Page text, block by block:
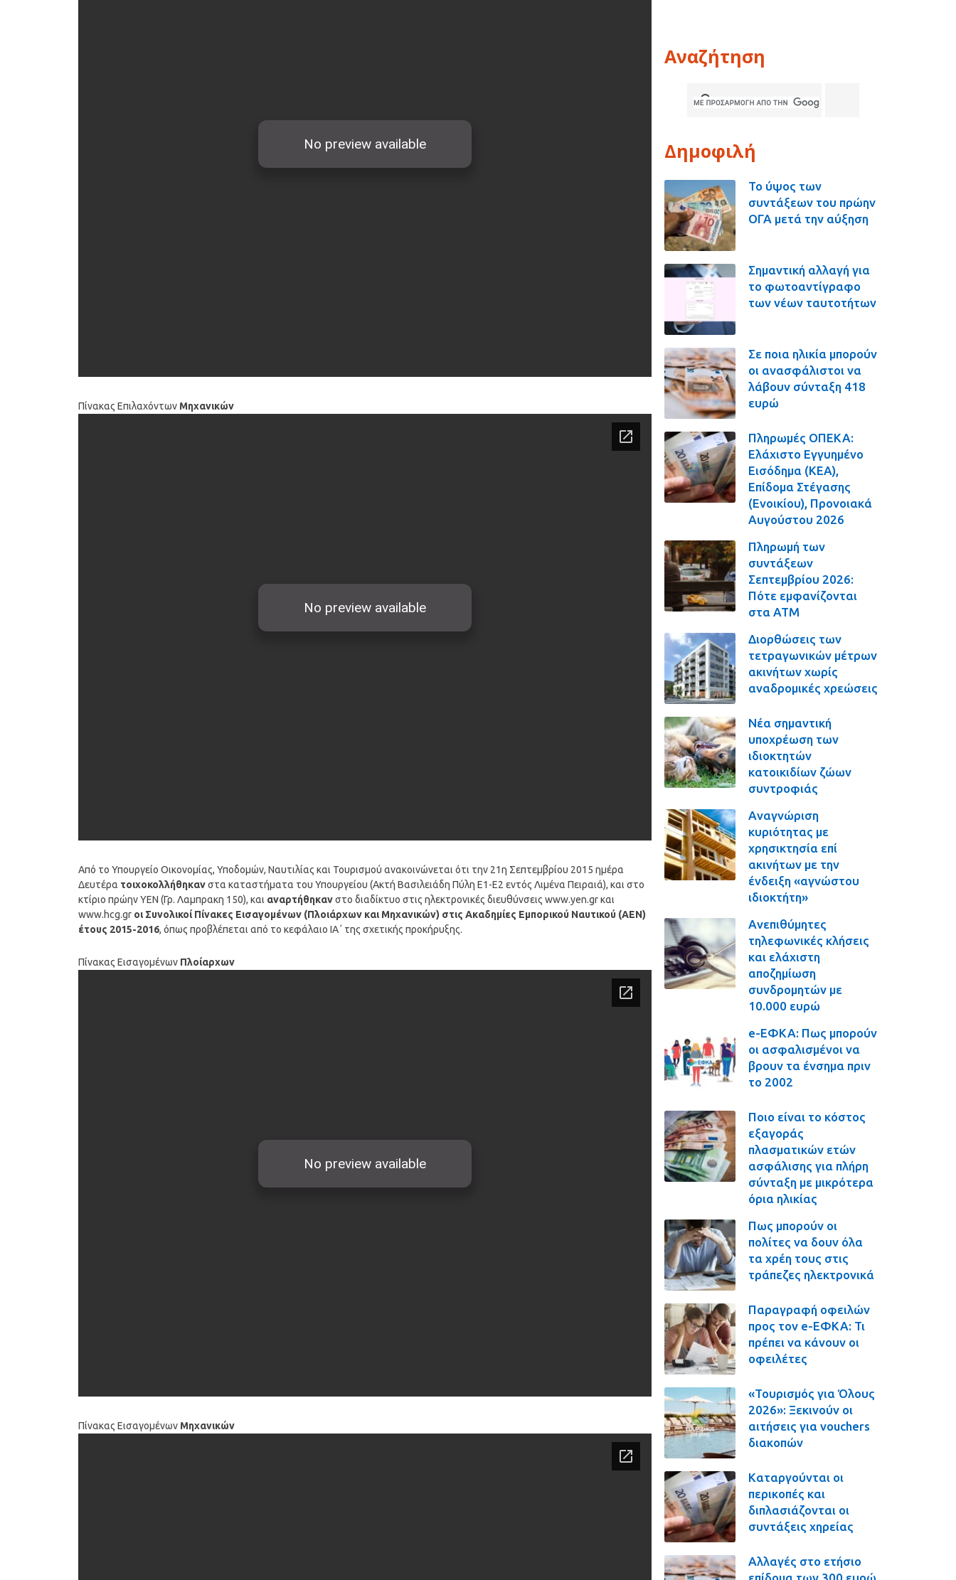
Πίνακας Επιλαχόντων Μηχανικών
Από το Υπουργείο Οικονομίας, Υποδομών, Ναυτιλίας και Τουρισμού ανακοινώνεται ότι την 21η Σεπτεμβρίου 2015 ημέρα
Δευτέρα τοιχοκολλήθηκανστα καταστήματα του Υπουργείου (Ακτή Βασιλειάδη Πύλη Ε1-Ε2 εντός Λιμένα Πειραιά), και στο
κτίριο πρώην ΥΕΝ (Γρ. Λαμπρακη 150), και αναρτήθηκανστο διαδίκτυο στις ηλεκτρονικές διευθύνσεις www.yen.gr και
www.hcg.gr οι Συνολικοί Πίνακες Εισαγομένων (Πλοιάρχων και Μηχανικών) στις Ακαδημίες Εμπορικού Ναυτικού (ΑΕΝ)
έτους 2015-2016, όπως προβλέπεται από το κεφάλαιο ΙΑ΄ της σχετικής προκήρυξης.
Πίνακας Εισαγομένων Πλοίαρχων
Πίνακας Εισαγομένων Μηχανικών
Αναζήτηση
Δημοφιλή
Το ύψος των
συντάξεων του πρώην
ΟΓΑ μετά την αύξηση
Σημαντική αλλαγή για
το φωτοαντίγραφο
των νέων ταυτοτήτων
Σε ποια ηλικία μπορούν
οι ανασφάλιστοι να
λάβουν σύνταξη 418
ευρώ
Πληρωμές ΟΠΕΚΑ:
Ελάχιστο Εγγυημένο
Εισόδημα (ΚΕΑ),
Επίδομα Στέγασης
(Ενοικίου), Προνοιακά
Αυγούστου 2026
Πληρωμή των
συντάξεων
Σεπτεμβρίου 2026:
Πότε εμφανίζονται
στα ΑΤΜ
Διορθώσεις των
τετραγωνικών μέτρων
ακινήτων χωρίς
αναδρομικές χρεώσεις
Νέα σημαντική
υποχρέωση των
ιδιοκτητών
κατοικιδίων ζώων
συντροφιάς
Αναγνώριση
κυριότητας με
χρησικτησία επί
ακινήτων με την
ένδειξη «αγνώστου
ιδιοκτήτη»
Ανεπιθύμητες
τηλεφωνικές κλήσεις
και ελάχιστη
αποζημίωση
συνδρομητών με
10.000 ευρώ
e-ΕΦΚΑ: Πως μπορούν
οι ασφαλισμένοι να
βρουν τα ένσημα πριν
το 2002
Ποιο είναι το κόστος
εξαγοράς
πλασματικών ετών
ασφάλισης για πλήρη
σύνταξη με μικρότερα
όρια ηλικίας
Πως μπορούν οι
πολίτες να δουν όλα
τα χρέη τους στις
τράπεζες ηλεκτρονικά
Παραγραφή οφειλών
προς τον e-ΕΦΚΑ: Τι
πρέπει να κάνουν οι
οφειλέτες
«Τουρισμός για Όλους
2026»: Ξεκινούν οι
αιτήσεις για vouchers
διακοπών
Καταργούνται οι
περικοπές και
διπλασιάζονται οι
συντάξεις χηρείας
Αλλαγές στο ετήσιο